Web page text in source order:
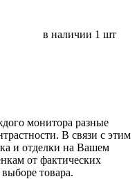
в наличии 1 шт
монитора разные
В связи с этим
и отделки на Вашем
от фактических
товара.